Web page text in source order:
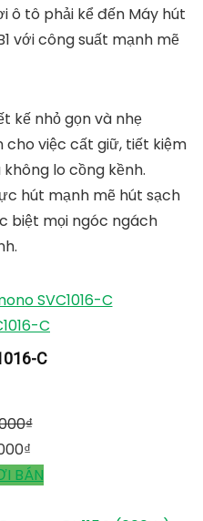
ô tô phải kể đến Máy hút
với công suất mạnh mẽ
kế nhỏ gọn và nhẹ
cho việc cất giữ, tiết kiệm
lo cồng kềnh.
hút mạnh mẽ hút sạch
biệt mọi ngóc ngách
SVC1016-C
C
₫
₫
BÁN